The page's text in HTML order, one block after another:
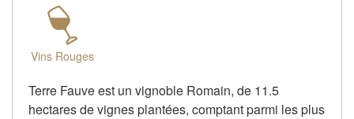
Vins Rouges
Terre Fauve est un vignoble Romain, de 11.5
hectares de vignes plantées, comptant parmi les plus